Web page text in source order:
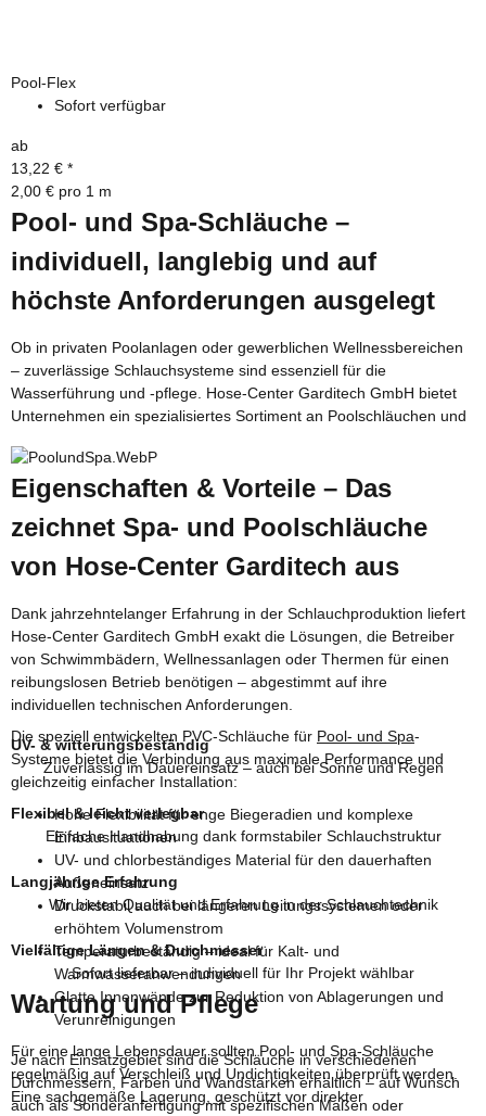
Pool-Flex
Sofort verfügbar
ab
13,22 € *
2,00 € pro 1 m
Pool- und Spa-Schläuche –
individuell, langlebig und auf
höchste Anforderungen ausgelegt
Ob in privaten Poolanlagen oder gewerblichen Wellnessbereichen
– zuverlässige Schlauchsysteme sind essenziell für die
Wasserführung und -pflege. Hose-Center Garditech GmbH bietet
Unternehmen ein spezialisiertes Sortiment an Poolschläuchen und
Spa-Schläuchen, das sich durch hohe Widerstandsfähigkeit,
Eigenschaften & Vorteile – Das
zeichnet Spa- und Poolschläuche
von Hose-Center Garditech aus
Dank jahrzehntelanger Erfahrung in der Schlauchproduktion liefert
Hose-Center Garditech GmbH exakt die Lösungen, die Betreiber
von Schwimmbädern, Wellnessanlagen oder Thermen für einen
reibungslosen Betrieb benötigen – abgestimmt auf ihre
individuellen technischen Anforderungen.
Die speziell entwickelten PVC-Schläuche für Pool- und Spa-
Systeme bietet die Verbindung aus maximale Performance und
gleichzeitig einfacher Installation:
Hohe Flexibilität für enge Biegeradien und komplexe
Einbausituationen
UV- und chlorbeständiges Material für den dauerhaften
Außeneinsatz
Druckstabil auch bei längeren Leitungssystemen oder
erhöhtem Volumenstrom
Temperaturbeständig – ideal für Kalt- und
Warmwasseranwendungen
Glatte Innenwände zur Reduktion von Ablagerungen und
Verunreinigungen
Je nach Einsatzgebiet sind die Schläuche in verschiedenen
Durchmessern, Farben und Wandstärken erhältlich – auf Wunsch
auch als Sonderanfertigung mit spezifischen Maßen oder
UV- & witterungsbeständig
Zuverlässig im Dauereinsatz – auch bei Sonne und Regen
Flexibel & leicht verlegbar
Einfache Handhabung dank formstabiler Schlauchstruktur
Langjährige Erfahrung
Wir bieten Qualität und Erfahrung in der Schlauchtechnik
Vielfältige Längen & Durchmesser
Sofort lieferbar – individuell für Ihr Projekt wählbar
Wartung und Pflege
Für eine lange Lebensdauer sollten Pool- und Spa-Schläuche
regelmäßig auf Verschleiß und Undichtigkeiten überprüft werden.
Eine sachgemäße Lagerung, geschützt vor direkter
Sonneneinstrahlung und extremen Temperaturen, trägt zur